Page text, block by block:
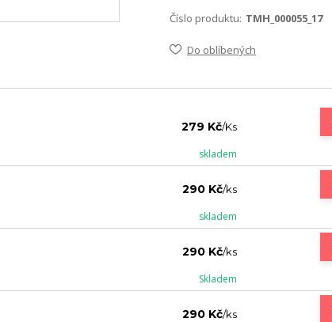
Číslo produktu: TMH_000055_17
Do oblíbených
279 Kč/Ks
skladem
290 Kč/ks
skladem
290 Kč/ks
Skladem
290 Kč/ks